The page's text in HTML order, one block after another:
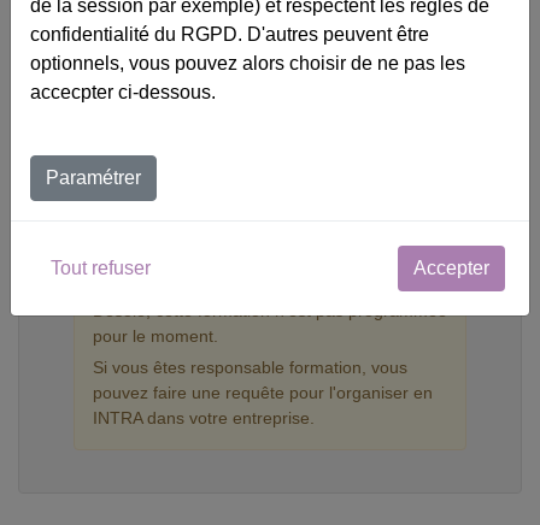
M'inscrire à la formation
pour le moment.
Si vous êtes responsable formation, vous
pouvez faire une requête pour l'organiser en
INTRA dans votre entreprise.
de la session par exemple) et respectent les règles de
confidentialité du RGPD. D'autres peuvent être
optionnels, vous pouvez alors choisir de ne pas les
accecpter ci-dessous.
Paramétrer
Tout refuser Accepter